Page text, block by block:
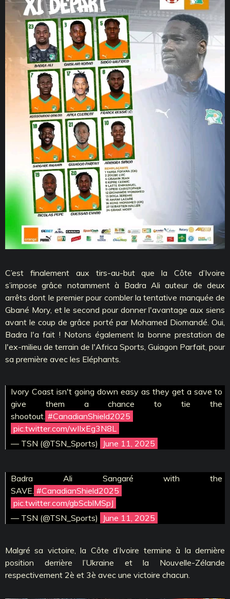
C’est finalement aux tirs-au-but que la Côte d’Ivoire
s’impose grâce notamment à Badra Ali auteur de deux
arrêts dont le premier pour combler la tentative manquée de
Gbané Mory, et le second pour donner l'avantage aux siens
avant le coup de grâce porté par Mohamed Diomandé. Oui,
Badra l'a fait ! Notons également la bonne prestation de
l'ex-milieu de terrain de l'Africa Sports, Guiagon Parfait, pour
sa première avec les Eléphants.
Ivory Coast isn't going down easy as they get a save to
give them a chance to tie the
shootout. #CanadianShield2025
pic.twitter.com/wIIxEg3N8L
— TSN (@TSN_Sports)
June 11, 2025
Badra Ali Sangaré with the
SAVE. #CanadianShield2025
pic.twitter.com/gbScblMSpJ
— TSN (@TSN_Sports)
June 11, 2025
Malgré sa victoire, la Côte d’Ivoire termine à la dernière
position derrière l’Ukraine et la Nouvelle-Zélande
respectivement 2è et 3è avec une victoire chacun.